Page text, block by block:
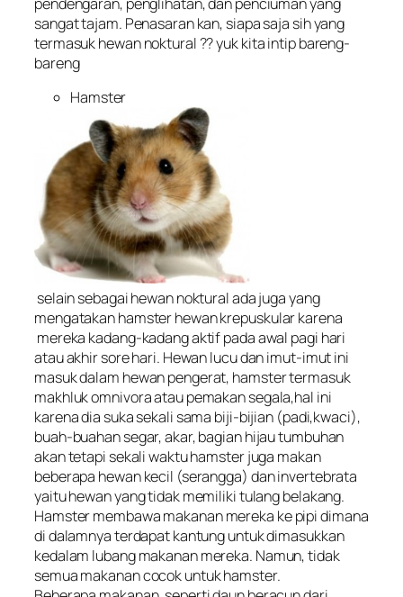
sangat tajam. Penasaran kan, siapa saja sih yang
termasuk hewan noktural ?? yuk kita intip bareng-
bareng
Hamster
selain sebagai hewan noktural ada juga yang
mengatakan hamster hewan krepuskular karena
mereka kadang-kadang aktif pada awal pagi hari
atau akhir sore hari. Hewan lucu dan imut-imut ini
masuk dalam hewan pengerat, hamster termasuk
makhluk omnivora atau pemakan segala,hal ini
karena dia suka sekali sama biji-bijian (padi,kwaci),
buah-buahan segar, akar, bagian hijau tumbuhan
akan tetapi sekali waktu hamster juga makan
beberapa hewan kecil (serangga) dan invertebrata
yaitu hewan yang tidak memiliki tulang belakang.
Hamster membawa makanan mereka ke pipi dimana
di dalamnya terdapat kantung untuk dimasukkan
kedalam lubang makanan mereka. Namun, tidak
semua makanan cocok untuk hamster.